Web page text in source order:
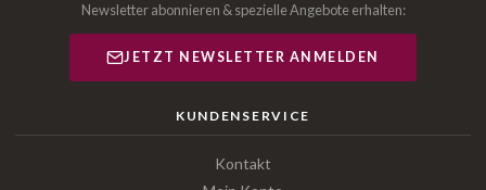
Newsletter abonnieren & spezielle Angebote erhalten:
JETZT NEWSLETTER ANMELDEN
KUNDENSERVICE
Kontakt